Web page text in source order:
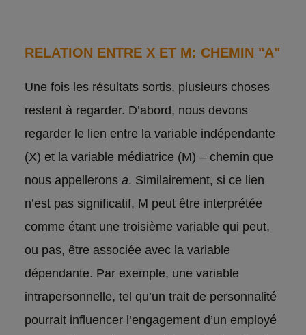
RELATION ENTRE X ET M: CHEMIN "A"
Une fois les résultats sortis, plusieurs choses
restent à regarder. D’abord, nous devons
regarder le lien entre la variable indépendante
(X) et la variable médiatrice (M) – chemin que
nous appellerons a. Similairement, si ce lien
n’est pas significatif, M peut être interprétée
comme étant une troisième variable qui peut,
ou pas, être associée avec la variable
dépendante. Par exemple, une variable
intrapersonnelle, tel qu’un trait de personnalité
pourrait influencer l’engagement d’un employé